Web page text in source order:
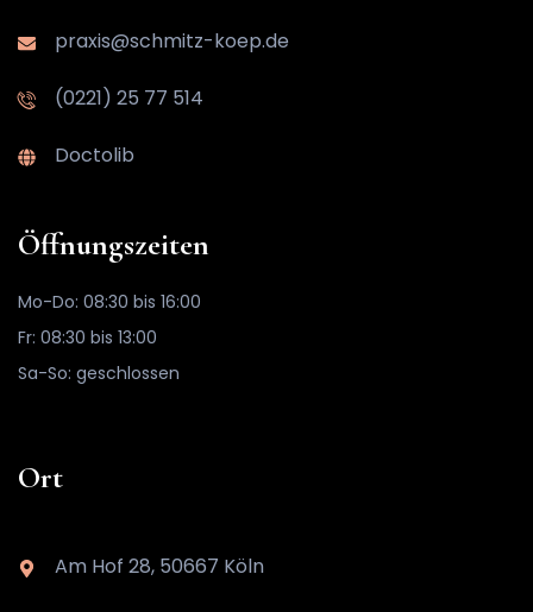
praxis@schmitz-koep.de
(0221) 25 77 514
Doctolib
Öffnungszeiten
Mo-Do: 08:30 bis 16:00
Fr: 08:30 bis 13:00
Sa-So: geschlossen
Ort
Am Hof 28, 50667 Köln